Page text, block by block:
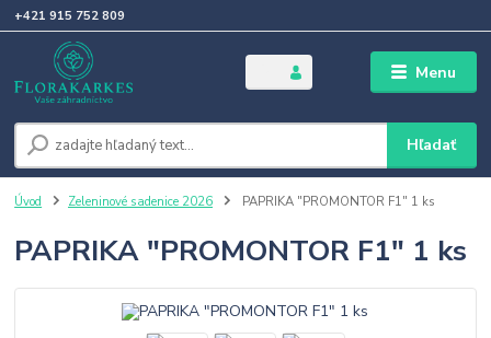
Menu
Hľadať
+421 915 752 809
Úvod Zeleninové sadenice 2026 PAPRIKA "PROMONTOR F1" 1 ks
PAPRIKA "PROMONTOR F1" 1 ks